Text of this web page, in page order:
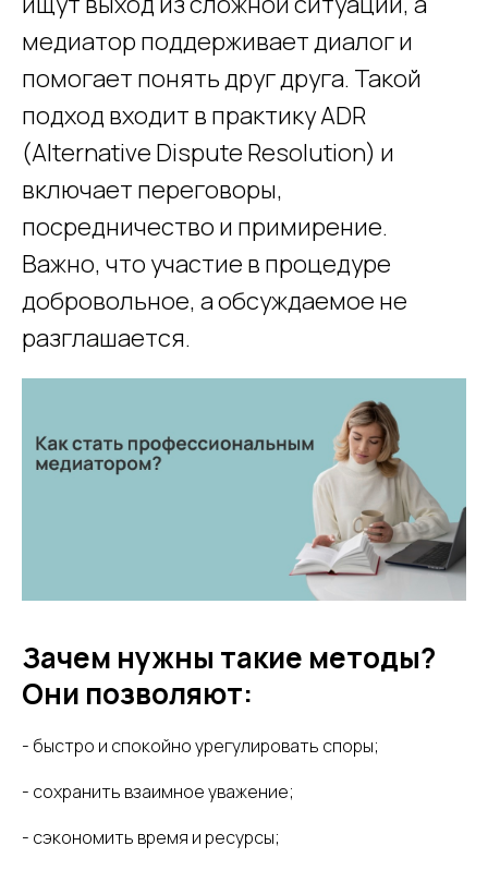
медиатор поддерживает диалог и
помогает понять друг друга. Такой
подход входит в практику ADR
(Alternative Dispute Resolution) и
включает переговоры,
посредничество и примирение.
Важно, что участие в процедуре
добровольное, а обсуждаемое не
разглашается.
Зачем нужны такие методы?
Они позволяют:
- быстро и спокойно урегулировать споры;
- сохранить взаимное уважение;
- сэкономить время и ресурсы;